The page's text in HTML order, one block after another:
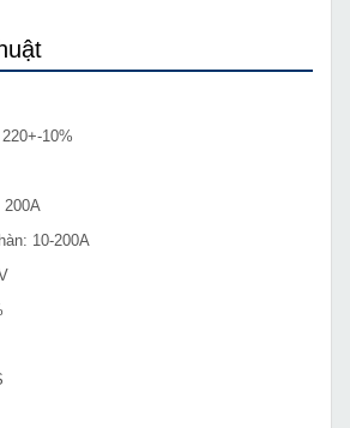
10%
200A
10-200A